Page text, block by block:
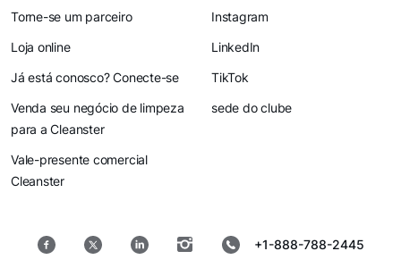
Torne-se um parceiro
Loja online
Já está conosco? Conecte-se
Venda seu negócio de limpeza
para a Cleanster
Vale-presente comercial
Cleanster
Instagram
LinkedIn
TikTok
sede do clube
+1-888-788-2445